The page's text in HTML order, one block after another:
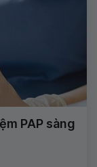
PAP sàng